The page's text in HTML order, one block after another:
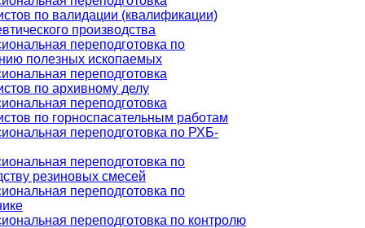
по валидации (квалификации)
производства
переподготовка по
полезных ископаемых
переподготовка
по архивному делу
переподготовка
по горноспасательным работам
переподготовка по РХБ-
переподготовка по
резиновых смесей
переподготовка по
переподготовка по контролю